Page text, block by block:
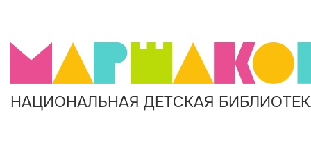
НАЦИОНАЛЬНАЯ ДЕТСКАЯ